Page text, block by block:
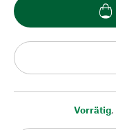
Vorrätig,